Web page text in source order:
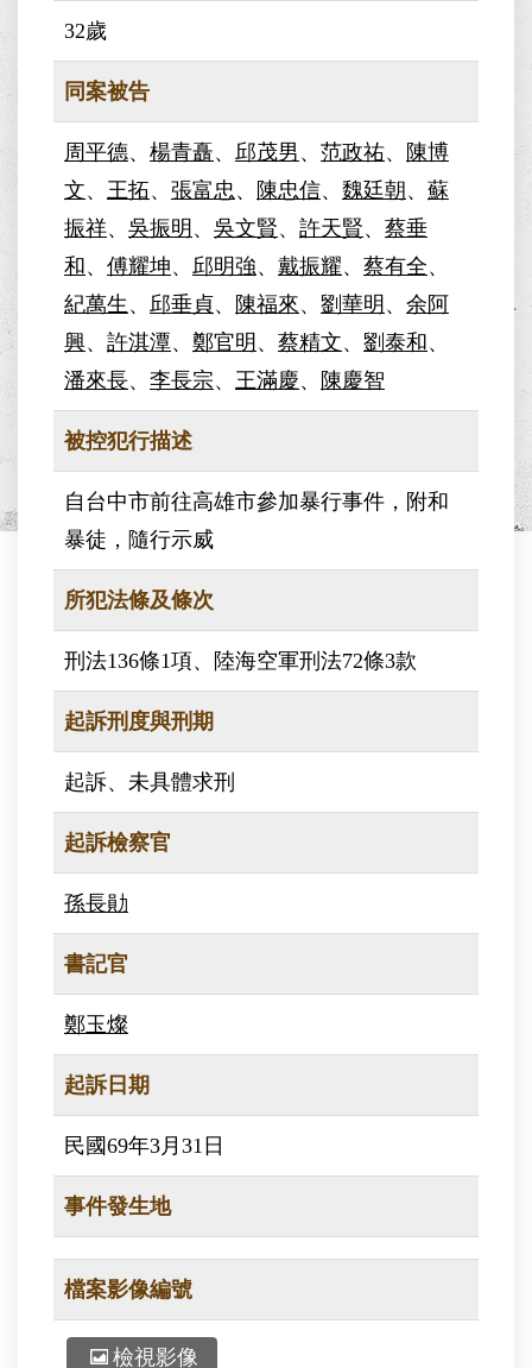
32歲
同案被告
周平德、 楊青矗、 邱茂男 、 范政祐、
陳博
文、 王拓、 張富忠、 陳忠信、 魏廷朝 、 蘇
振祥、 吳振明 、 吳文賢、 許天賢、 蔡垂
和 、 傅耀坤、 邱明強、 戴振耀、 蔡有全、
紀萬生 、 邱垂貞、 陳福來、 劉華明 、 余阿
興、 許淇潭、 鄭官明 、 蔡精文、 劉泰和 、
潘來長、 李長宗、 王滿慶、 陳慶智
被控犯行描述
自台中市前往高雄市參加暴行事件，附和
暴徒，隨行示威
所犯法條及條次
刑法136條1項、陸海空軍刑法72條3款
起訴刑度與刑期
起訴、未具體求刑
起訴檢察官
孫長勛
書記官
鄭玉燦
起訴日期
民國69年3月31日
事件發生地
檔案影像編號
檢視影像